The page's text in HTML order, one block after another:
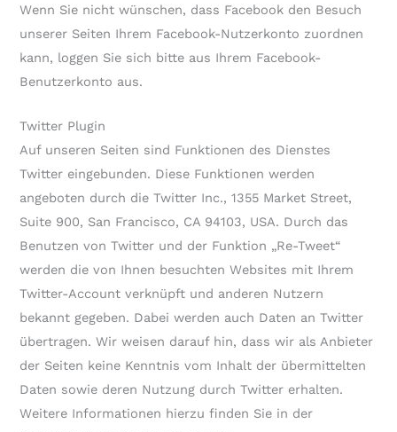
Wenn Sie nicht wünschen, dass Facebook den Besuch
unserer Seiten Ihrem Facebook-Nutzerkonto zuordnen
kann, loggen Sie sich bitte aus Ihrem Facebook-
Benutzerkonto aus.
Twitter Plugin
Auf unseren Seiten sind Funktionen des Dienstes
Twitter eingebunden. Diese Funktionen werden
angeboten durch die Twitter Inc., 1355 Market Street,
Suite 900, San Francisco, CA 94103, USA. Durch das
Benutzen von Twitter und der Funktion „Re-Tweet“
werden die von Ihnen besuchten Websites mit Ihrem
Twitter-Account verknüpft und anderen Nutzern
bekannt gegeben. Dabei werden auch Daten an Twitter
übertragen. Wir weisen darauf hin, dass wir als Anbieter
der Seiten keine Kenntnis vom Inhalt der übermittelten
Daten sowie deren Nutzung durch Twitter erhalten.
Weitere Informationen hierzu finden Sie in der